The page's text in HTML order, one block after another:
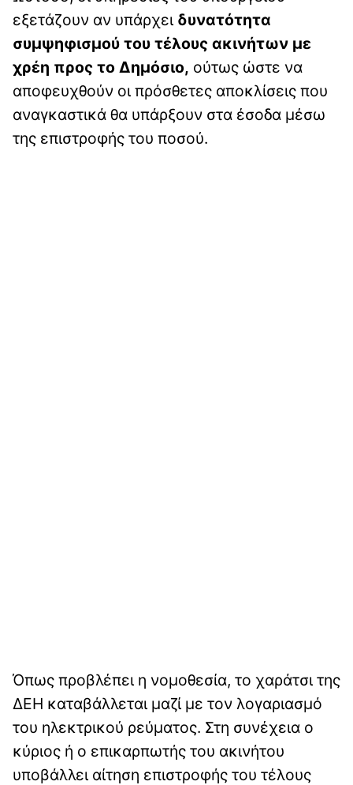
εξετάζουν αν υπάρχει δυνατότητα
συμψηφισμού του τέλους ακινήτων με
χρέη προς το Δημόσιο, ούτως ώστε να
αποφευχθούν οι πρόσθετες αποκλίσεις που
αναγκαστικά θα υπάρξουν στα έσοδα μέσω
της επιστροφής του ποσού.
Όπως προβλέπει η νομοθεσία, το χαράτσι της
ΔΕΗ καταβάλλεται μαζί με τον λογαριασμό
του ηλεκτρικού ρεύματος. Στη συνέχεια ο
κύριος ή ο επικαρπωτής του ακινήτου
υποβάλλει αίτηση επιστροφής του τέλους